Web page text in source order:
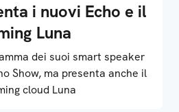
i nuovi Echo e il
Luna
dei suoi smart speaker
Show, ma presenta anche il
cloud Luna